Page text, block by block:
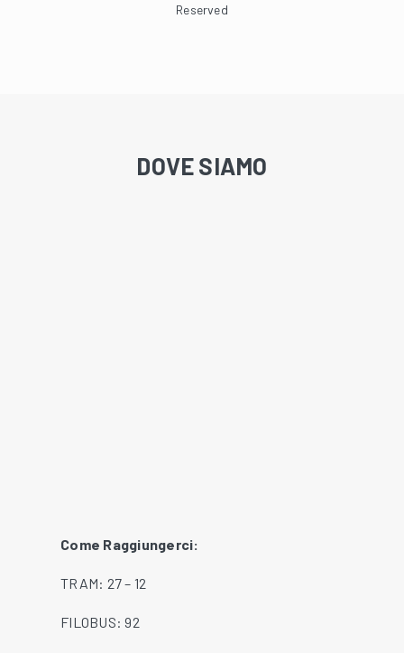
Reserved
DOVE SIAMO
Come Raggiungerci:
TRAM: 27 – 12
FILOBUS: 92